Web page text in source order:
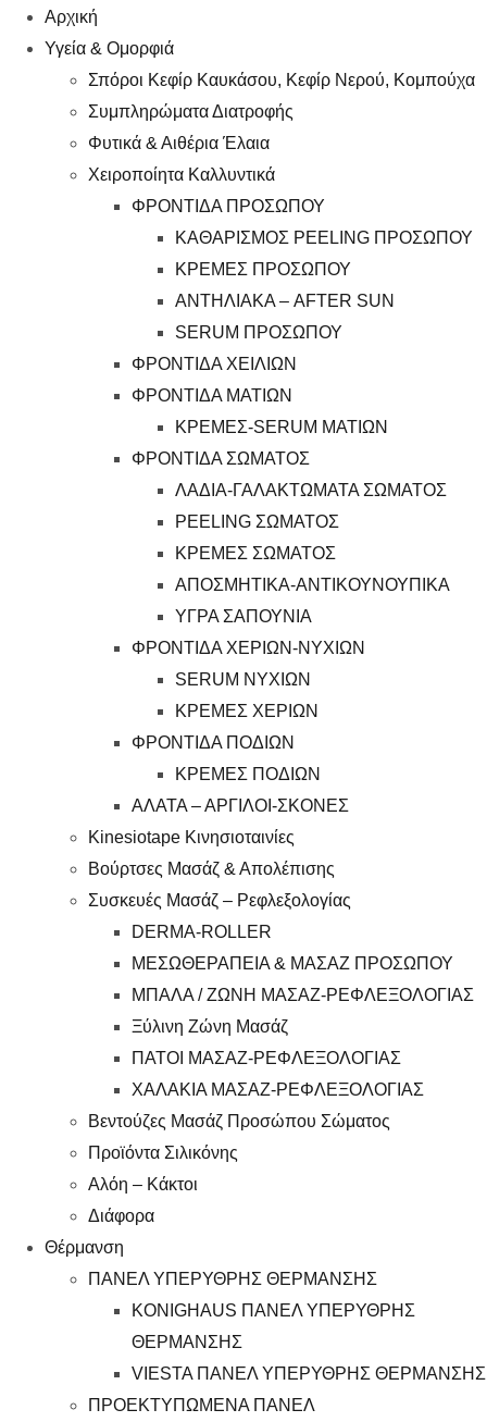
Αρχική
Υγεία & Ομορφιά
Σπόροι Κεφίρ Καυκάσου, Κεφίρ Νερού, Κομπούχα
Συμπληρώματα Διατροφής
Φυτικά & Αιθέρια Έλαια
Χειροποίητα Καλλυντικά
ΦΡΟΝΤΙΔΑ ΠΡΟΣΩΠΟΥ
ΚΑΘΑΡΙΣΜΟΣ PEELING ΠΡΟΣΩΠΟΥ
ΚΡΕΜΕΣ ΠΡΟΣΩΠΟΥ
ΑΝΤΗΛΙΑΚΑ – AFTER SUN
SERUM ΠΡΟΣΩΠΟΥ
ΦΡΟΝΤΙΔΑ ΧΕΙΛΙΩΝ
ΦΡΟΝΤΙΔΑ ΜΑΤΙΩΝ
ΚΡΕΜΕΣ-SERUM ΜΑΤΙΩΝ
ΦΡΟΝΤΙΔΑ ΣΩΜΑΤΟΣ
ΛΑΔΙΑ-ΓΑΛΑΚΤΩΜΑΤΑ ΣΩΜΑΤΟΣ
PEELING ΣΩΜΑΤΟΣ
ΚΡΕΜΕΣ ΣΩΜΑΤΟΣ
ΑΠΟΣΜΗΤΙΚΑ-ΑΝΤΙΚΟΥΝΟΥΠΙΚΑ
ΥΓΡΑ ΣΑΠΟΥΝΙΑ
ΦΡΟΝΤΙΔΑ ΧΕΡΙΩΝ-ΝΥΧΙΩΝ
SERUM ΝΥΧΙΩΝ
ΚΡΕΜΕΣ ΧΕΡΙΩΝ
ΦΡΟΝΤΙΔΑ ΠΟΔΙΩΝ
ΚΡΕΜΕΣ ΠΟΔΙΩΝ
ΑΛΑΤΑ – ΑΡΓΙΛΟΙ-ΣΚΟΝΕΣ
Kinesiotape Κινησιοταινίες
Βούρτσες Μασάζ & Απολέπισης
Συσκευές Μασάζ – Ρεφλεξολογίας
DERMA-ROLLER
ΜΕΣΩΘΕΡΑΠΕΙΑ & ΜΑΣΑΖ ΠΡΟΣΩΠΟΥ
ΜΠΑΛΑ / ΖΩΝΗ ΜΑΣΑΖ-ΡΕΦΛΕΞΟΛΟΓΙΑΣ
Ξύλινη Ζώνη Μασάζ
ΠΑΤΟΙ ΜΑΣΑΖ-ΡΕΦΛΕΞΟΛΟΓΙΑΣ
ΧΑΛΑΚΙΑ ΜΑΣΑΖ-ΡΕΦΛΕΞΟΛΟΓΙΑΣ
Βεντούζες Μασάζ Προσώπου Σώματος
Προϊόντα Σιλικόνης
Αλόη – Κάκτοι
Διάφορα
Θέρμανση
ΠΑΝΕΛ ΥΠΕΡΥΘΡΗΣ ΘΕΡΜΑΝΣΗΣ
KONIGHAUS ΠΑΝΕΛ ΥΠΕΡΥΘΡΗΣ
ΘΕΡΜΑΝΣΗΣ
VIESTA ΠΑΝΕΛ ΥΠΕΡΥΘΡΗΣ ΘΕΡΜΑΝΣΗΣ
ΠΡΟΕΚΤΥΠΩΜΕΝΑ ΠΑΝΕΛ